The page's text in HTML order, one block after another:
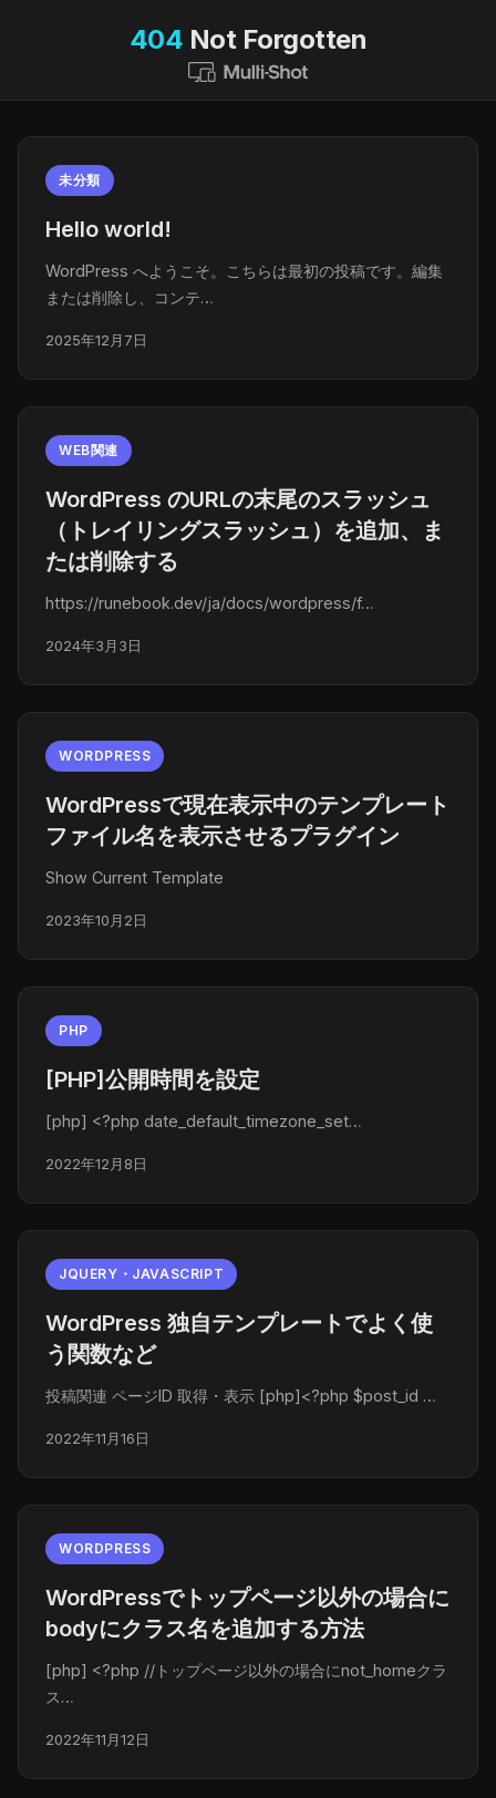
404 Not Forgotten
未分類
Hello world!
WordPress へようこそ。こちらは最初の投稿です。編集
または削除し、コンテ…
2025年12月7日
WEB関連
WordPress のURLの末尾のスラッシュ
（トレイリングスラッシュ）を追加、ま
たは削除する
https://runebook.dev/ja/docs/wordpress/f…
2024年3月3日
WORDPRESS
WordPressで現在表示中のテンプレート
ファイル名を表示させるプラグイン
Show Current Template
2023年10月2日
PHP
[PHP]公開時間を設定
[php] <?php date_default_timezone_set…
2022年12月8日
JQUERY・JAVASCRIPT
WordPress 独自テンプレートでよく使
う関数など
投稿関連 ページID 取得・表示 [php]<?php $post_id …
2022年11月16日
WORDPRESS
WordPressでトップページ以外の場合に
bodyにクラス名を追加する方法
[php] <?php //トップページ以外の場合にnot_homeクラ
ス…
2022年11月12日